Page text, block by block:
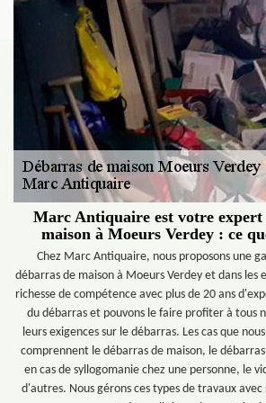
Marc Antiquaire est votre expert
maison à Moeurs Verdey : ce
Chez Marc Antiquaire, nous proposons une
débarras de maison à Moeurs Verdey et dans les
richesse de compétence avec plus de 20 ans
du débarras et pouvons le faire profiter à tous
leurs exigences sur le débarras. Les cas que
comprennent le débarras de maison, le
en cas de syllogomanie chez une personne, le
d'autres. Nous gérons ces types de travaux avec